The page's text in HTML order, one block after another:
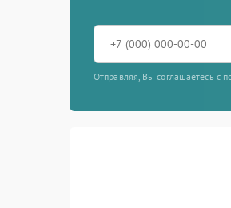
Отправляя, Вы соглашаетесь с